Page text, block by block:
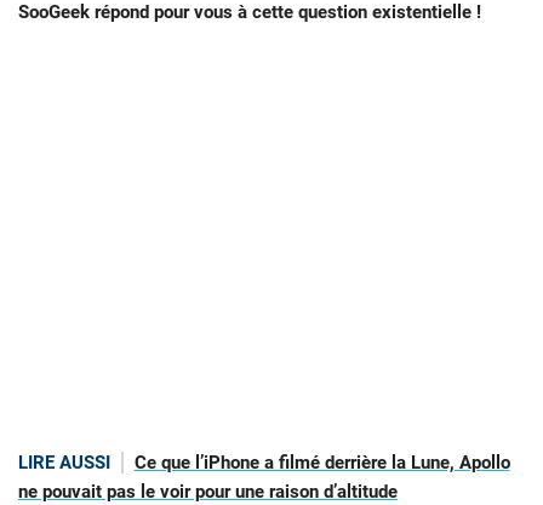
SooGeek répond pour vous à cette question existentielle !
LIRE AUSSI
Ce que l’iPhone a filmé derrière la Lune, Apollo
ne pouvait pas le voir pour une raison d’altitude